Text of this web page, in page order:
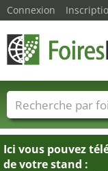
Ici vous pouvez
de votre stand :
Connexion
Foire noms
Secteurs du